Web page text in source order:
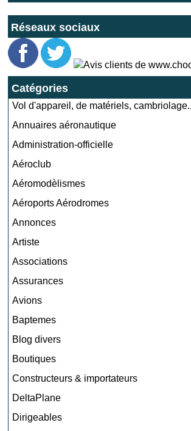
Réseaux sociaux
Catégories
Vol d'appareil, de matériels,
Annuaires aéronautique
Administration-officielle
Aéroclub
Aéromodèlismes
Aéroports Aérodromes
Annonces
Artiste
Associations
Assurances
Avions
Baptemes
Blog divers
Boutiques
Constructeurs & importateurs
DeltaPlane
Dirigeables